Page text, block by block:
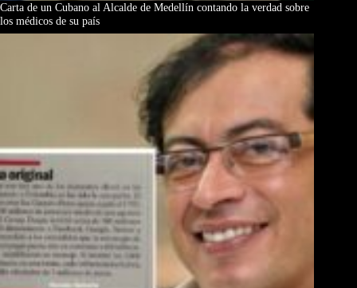
Carta de un Cubano al Alcalde de Medellín contando la verdad sobre
los médicos de su país